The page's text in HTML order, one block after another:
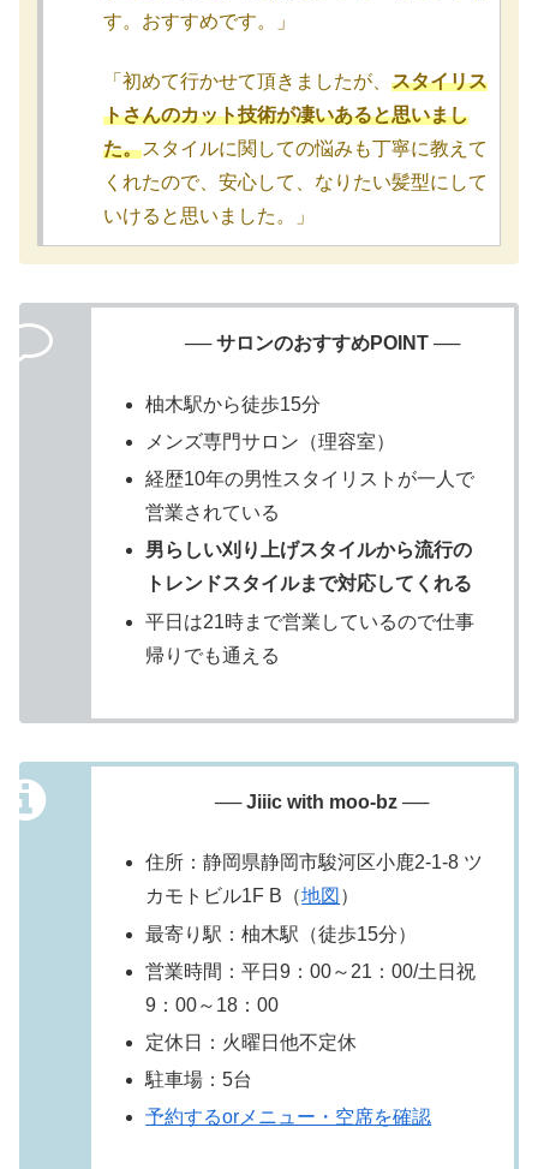
す。おすすめです。」
「初めて行かせて頂きましたが、 スタイリス
トさんのカット技術が凄いあると思いまし
た。スタイルに関しての悩みも丁寧に教えて
くれたので、安心して、なりたい髪型にして
いけると思いました。」
── サロンのおすすめPOINT ──
柚木駅から徒歩15分
メンズ専門サロン（理容室）
経歴10年の男性スタイリストが一人で
営業されている
男らしい刈り上げスタイルから流行の
トレンドスタイルまで対応してくれる
平日は21時まで営業しているので仕事
帰りでも通える
── Jiiic with moo-bz ──
住所：静岡県静岡市駿河区小鹿2-1-8 ツ
カモトビル1F B（地図 ）
最寄り駅：柚木駅（徒歩15分）
営業時間：平日9：00～21：00/土日祝
9：00～18：00
定休日：火曜日他不定休
駐車場：5台
予約するorメニュー・空席を確認